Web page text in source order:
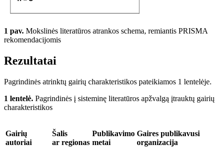
1 pav. Mokslinės literatūros atrankos schema, remiantis PRISMA
rekomendacijomis
Rezultatai
Pagrindinės atrinktų gairių charakteristikos pateikiamos 1 lentelėje.
1 lentelė. Pagrindinės į sisteminę literatūros apžvalgą įtrauktų gairių
charakteristikos
Gairių
autoriai
Šalis
ar regionas
Publikavimo
metai
Gaires publikavusi
organizacija